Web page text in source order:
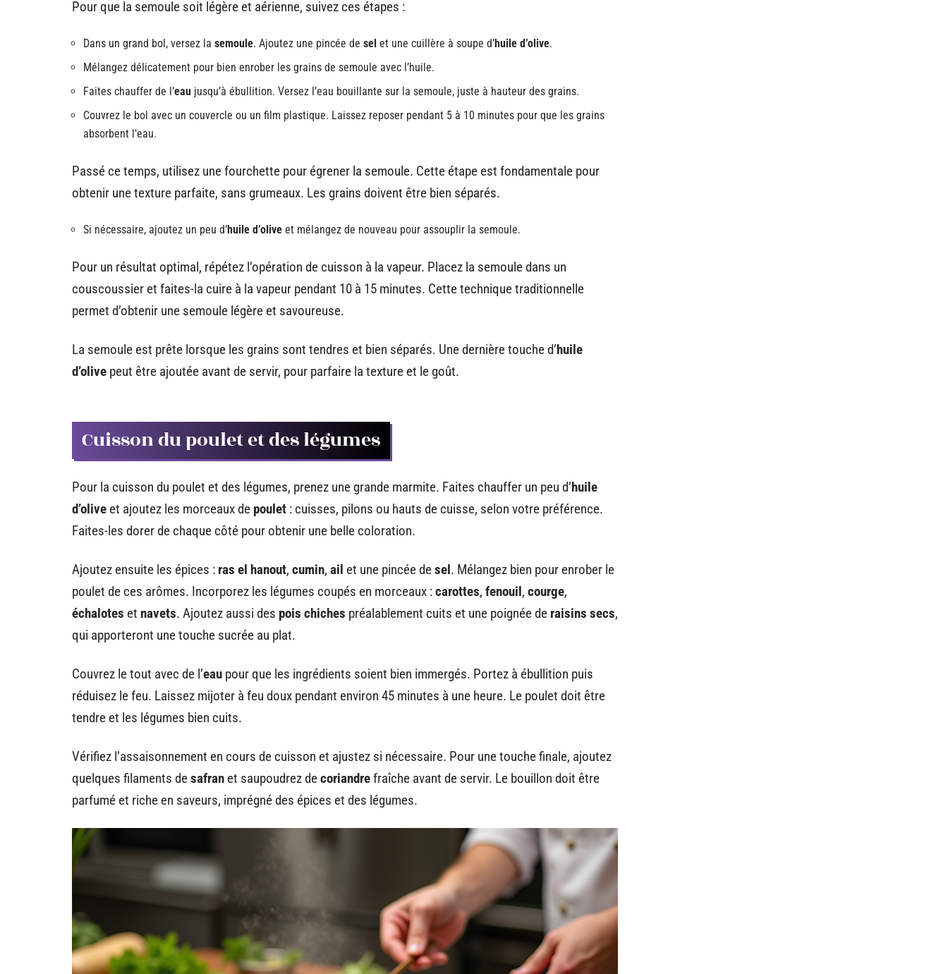
Pour que la semoule soit légère et aérienne, suivez ces étapes :
Dans un grand bol, versez la semoule. Ajoutez une pincée de sel et une cuillère à soupe d’huile d’olive.
Mélangez délicatement pour bien enrober les grains de semoule avec l’huile.
Faites chauffer de l’eau jusqu’à ébullition. Versez l’eau bouillante sur la semoule, juste à hauteur des grains.
Couvrez le bol avec un couvercle ou un film plastique. Laissez reposer pendant 5 à 10 minutes pour que les grains
absorbent l’eau.
Passé ce temps, utilisez une fourchette pour égrener la semoule. Cette étape est fondamentale pour
obtenir une texture parfaite, sans grumeaux. Les grains doivent être bien séparés.
Si nécessaire, ajoutez un peu d’huile d’olive et mélangez de nouveau pour assouplir la semoule.
Pour un résultat optimal, répétez l’opération de cuisson à la vapeur. Placez la semoule dans un
couscoussier et faites-la cuire à la vapeur pendant 10 à 15 minutes. Cette technique traditionnelle
permet d’obtenir une semoule légère et savoureuse.
La semoule est prête lorsque les grains sont tendres et bien séparés. Une dernière touche d’huile
d’olive peut être ajoutée avant de servir, pour parfaire la texture et le goût.
Cuisson du poulet et des légumes
Pour la cuisson du poulet et des légumes, prenez une grande marmite. Faites chauffer un peu d’huile
d’olive et ajoutez les morceaux de poulet : cuisses, pilons ou hauts de cuisse, selon votre préférence.
Faites-les dorer de chaque côté pour obtenir une belle coloration.
Ajoutez ensuite les épices : ras el hanout, cumin, ail et une pincée desel. Mélangez bien pour enrober le
poulet de ces arômes. Incorporez les légumes coupés en morceaux :carottes, fenouil, courge,
échalotes et navets. Ajoutez aussi des pois chiches préalablement cuits et une poignée de raisins secs,
qui apporteront une touche sucrée au plat.
Couvrez le tout avec de l’eau pour que les ingrédients soient bien immergés. Portez à ébullition puis
réduisez le feu. Laissez mijoter à feu doux pendant environ 45 minutes à une heure. Le poulet doit être
tendre et les légumes bien cuits.
Vérifiez l’assaisonnement en cours de cuisson et ajustez si nécessaire. Pour une touche finale, ajoutez
quelques filaments desafran et saupoudrez decoriandrefraîche avant de servir. Le bouillon doit être
parfumé et riche en saveurs, imprégné des épices et des légumes.